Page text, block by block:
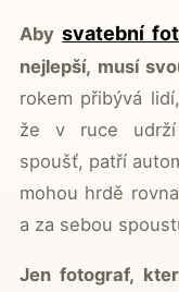
Abysvatební
nejlepší, musí
rokem přibývá
že v ruce udrží
spoušť, patří
mohou hrdě
a za sebou
Jen fotograf,